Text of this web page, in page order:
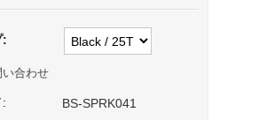
:
合わせ
:
BS-SPRK041